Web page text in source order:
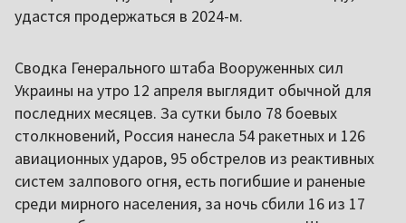
удастся продержаться в 2024-м.
Сводка Генерального штаба Вооруженных сил
Украины на утро 12 апреля выглядит обычной для
последних месяцев. За сутки было 78 боевых
столкновений, Россия нанесла 54 ракетных и 126
авиационных ударов, 95 обстрелов из реактивных
систем залпового огня, есть погибшие и раненые
среди мирного населения, за ночь сбили 16 из 17